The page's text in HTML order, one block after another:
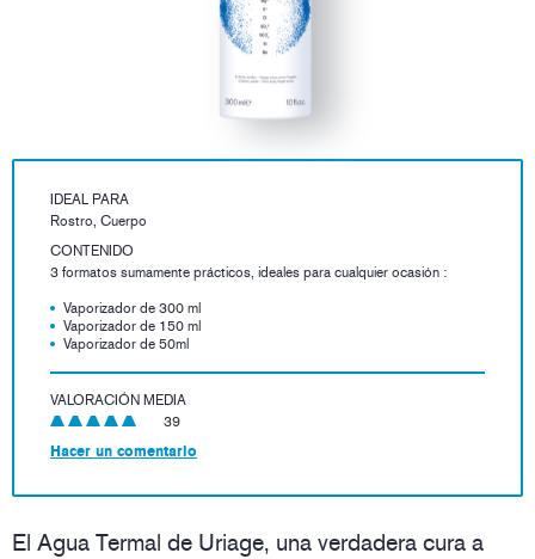
IDEAL PARA
Rostro, Cuerpo
CONTENIDO
3 formatos sumamente prácticos, ideales para cualquier ocasión :
Vaporizador de 300 ml
Vaporizador de 150 ml
Vaporizador de 50ml
VALORACIÓN MEDIA
39
Hacer un comentario
El Agua Termal de Uriage, una verdadera cura a